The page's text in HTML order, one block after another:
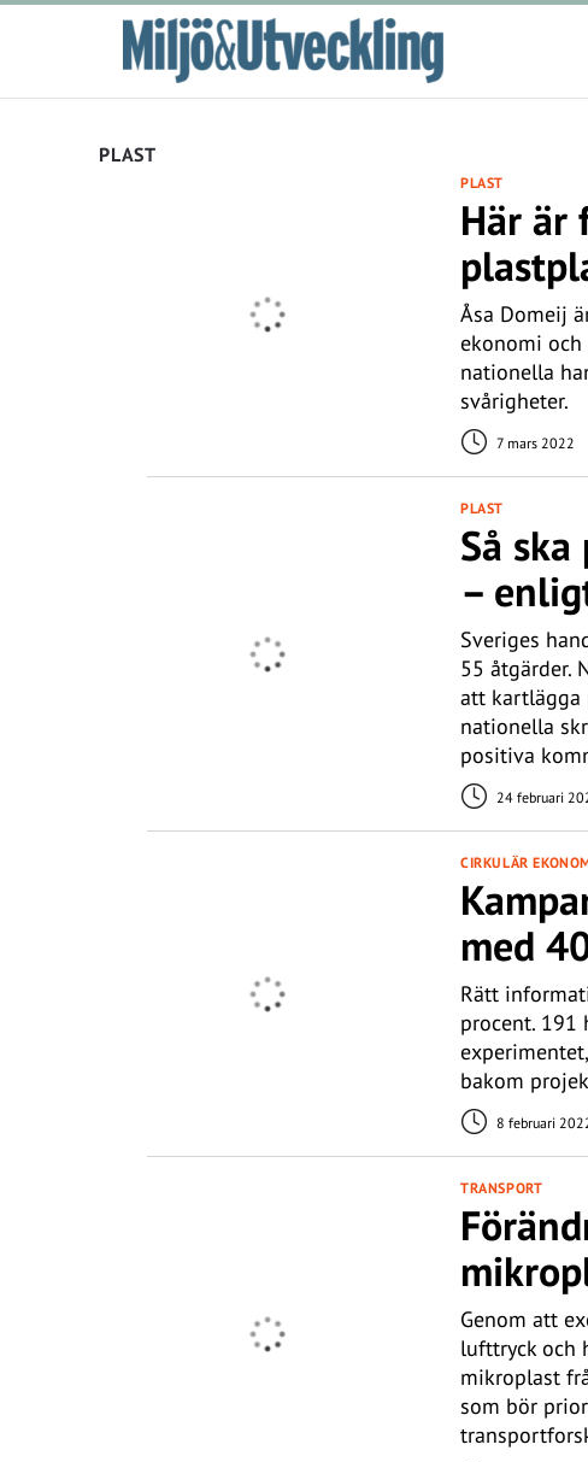
PLAST
PLAST
Här är
Åsa Domeij
ekonomi och
nationella
svårigheter.
7 mars 2022
PLAST
Så
–
Sveriges
55 åtgärder.
att kartlägga
nationella
positiva
24 februari
CIRKULÄR
med
Rätt
procent. 191
bakom
8 februari
TRANSPORT
Genom att
lufttryck och
mikroplast
som bör